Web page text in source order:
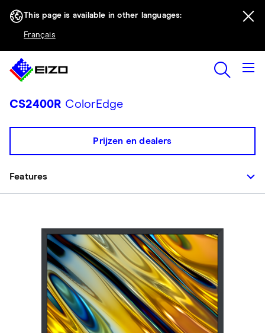
This page is available in other languages:
Français
CS2400R ColorEdge
Features
Prijzen en dealers